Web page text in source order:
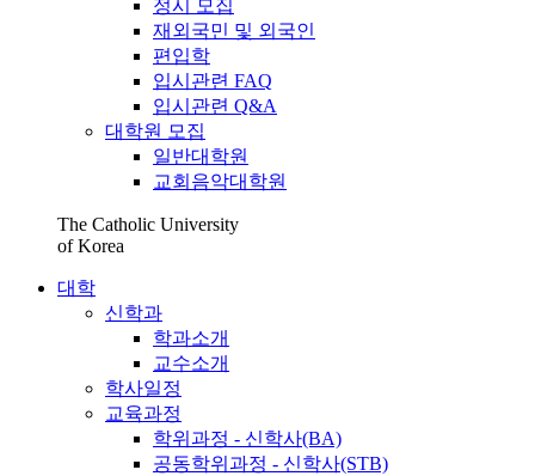
정시 모집
재외국민 및 외국인
편입학
입시관련 FAQ
입시관련 Q&A
대학원 모집
일반대학원
교회음악대학원
The Catholic University
of Korea
대학
신학과
학과소개
교수소개
학사일정
교육과정
학위과정 - 신학사(BA)
공동학위과정 - 신학사(STB)